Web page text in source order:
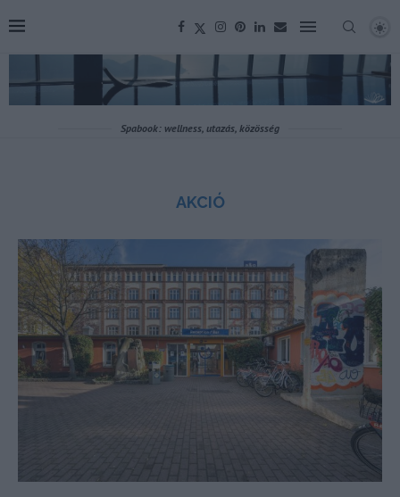
Spabook: wellness, utazás, közösség
AKCIÓ